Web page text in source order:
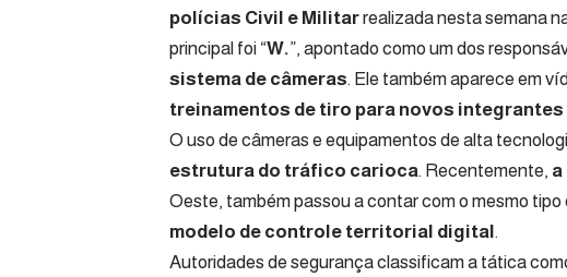
polícias Civil e Militarrealizada nesta semana
principal foi “W.”, apontado como um dos
sistema de câmeras. Ele também aparece em
treinamentos de tiro para novos integrantes
O uso de câmeras e equipamentos de alta
estrutura do tráfico carioca. Recentemente, a
Oeste, também passou a contar com o mesmo
modelo de controle territorial digital .
Autoridades de segurança classificam a tática